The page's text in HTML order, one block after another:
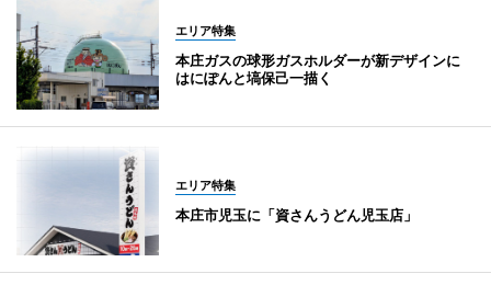
エリア特集
本庄ガスの球形ガスホルダーが新デザインに
はにぽんと塙保己一描く
エリア特集
本庄市児玉に「資さんうどん児玉店」